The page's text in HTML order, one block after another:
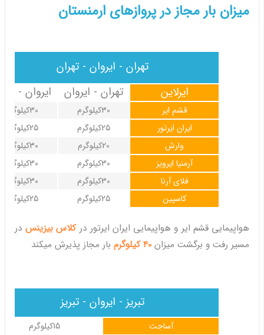
میزان بار مجاز در پروازهای ارمنستان
تهران - ایروان - تهران
ایروان -
تهران - ایروان ایرلاین
30کیلوگرم 30کیلوگرم
قشم ایر
25کیلوگرم
25کیلوگرم
ایران ایرتور
30کیلوگرم
20کیلوگرم
وارش
30کیلوگرم
30کیلوگرم
آرمنیا ایرویز
30کیلوگرم
30کیلوگرم
فلای آرنا
25کیلوگرم
25کیلوگرم کاسپین
هواپیمایی قشم ایر و هواپیمایی ایران ایرتور درکلاس بیزینس در
مسیر رفت و برگشت میزان 40 کیلوگرم بار مجاز پذیرش میکند
تبریز - ایروان - تبریز
15کیلوگرم آساجت